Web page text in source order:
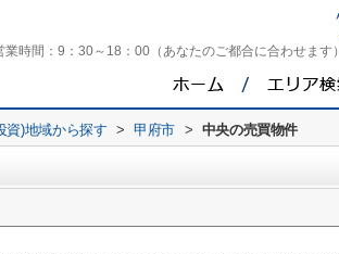
業時間： 9：30～18：00（あなたのご都合に合わせます）
資)地域から探す > 甲府市 > 中央の売買物件